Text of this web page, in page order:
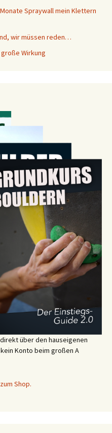
Spraywall mein Klettern
wir müssen reden…
Wirkung
über den hauseigenen
Konto beim großen A
Shop.